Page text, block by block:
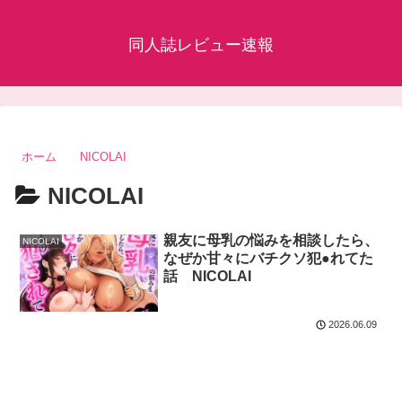
同人誌レビュー速報
ホーム NICOLAI
NICOLAI
NICOLAI
親友に母乳の悩みを相談したら、
なぜか甘々にバチクソ犯●れてた
話 NICOLAI
2026.06.09